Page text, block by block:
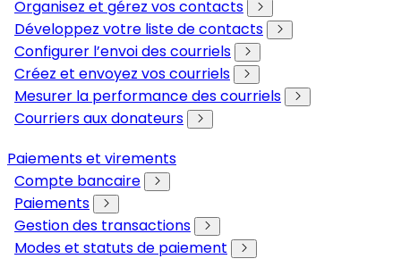
Organisez et gérez vos contacts
Développez votre liste de contacts
Configurer l’envoi des courriels
Créez et envoyez vos courriels
Mesurer la performance des courriels
Courriers aux donateurs
Paiements et virements
Compte bancaire
Paiements
Gestion des transactions
Modes et statuts de paiement